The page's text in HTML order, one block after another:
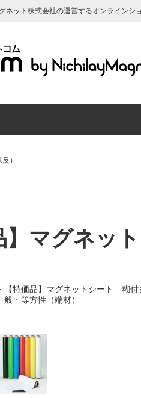
ット株式会社の運営するオンラインショ
）
】マグネッ
【特価品】マグネットシート 糊
般・等方性（端材）